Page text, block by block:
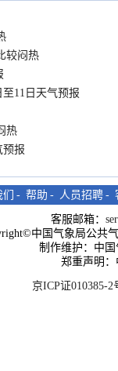
较闷热
11日天气预报
热
预报
- 帮助 - 人员招聘 -
客服邮箱：
中国气象局公共
制作维护：中
郑重声明
京ICP证010385-2